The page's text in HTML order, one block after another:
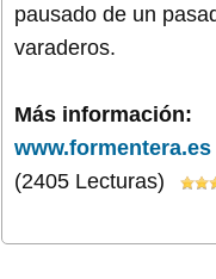
pausado de un
varaderos.
Más información:
www.formentera.es
(2405 Lecturas)